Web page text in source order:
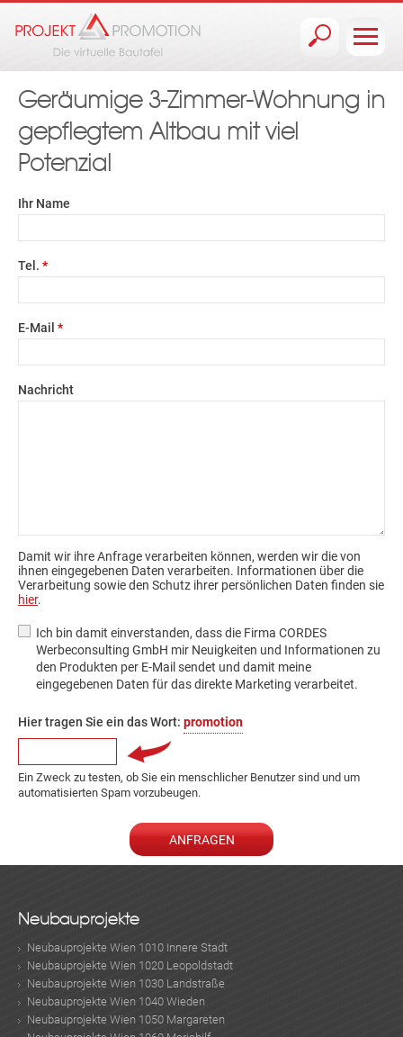
Geräumige 3-Zimmer-Wohnung in
gepflegtem Altbau mit viel
Potenzial
Ihr Name
Tel. *
E-Mail *
Nachricht
Damit wir ihre Anfrage verarbeiten können, werden wir die von
ihnen eingegebenen Daten verarbeiten. Informationen über die
Verarbeitung sowie den Schutz ihrer persönlichen Daten finden sie
hier.
Ich bin damit einverstanden, dass die Firma CORDES
Werbeconsulting GmbH mir Neuigkeiten und Informationen zu
den Produkten per E-Mail sendet und damit meine
eingegebenen Daten für das direkte Marketing verarbeitet.
Hier tragen Sie ein das Wort: promotion
Ein Zweck zu testen, ob Sie ein menschlicher Benutzer sind und um
automatisierten Spam vorzubeugen.
Neubauprojekte
Neubauprojekte Wien 1010 Innere Stadt
Neubauprojekte Wien 1020 Leopoldstadt
Neubauprojekte Wien 1030 Landstraße
Neubauprojekte Wien 1040 Wieden
Neubauprojekte Wien 1050 Margareten